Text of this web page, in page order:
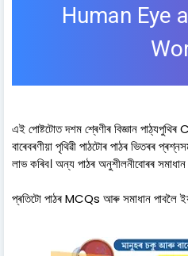
Human Eye
এই পোষ্টটোত দশম শ্ৰেণীৰ বিজ্ঞান
বাৰেবৰণীয়া পৃথিৱী পাঠটোৰ পাঠৰ ভিতৰৰ
লাভ কৰিব। অন্য পাঠৰ অনুশীলনীবোৰৰ
প্ৰতিটো পাঠৰ MCQs আৰু সমাধান পাবলৈ